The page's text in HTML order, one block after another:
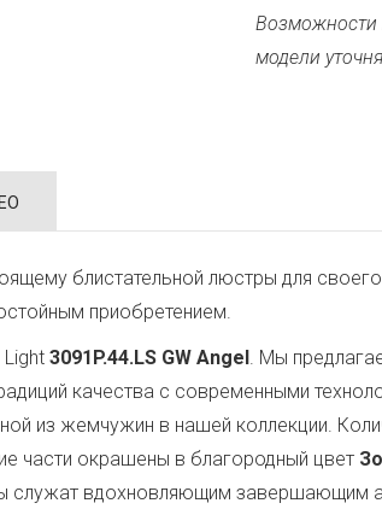
Возможности
модели
блистательной люстры для
приобретением.
3091P.44.LS GW Angel. Мы
качества с современными
из жемчужин в нашей коллекции.
части окрашены в благородный цвет
служат вдохновляющим завершающим